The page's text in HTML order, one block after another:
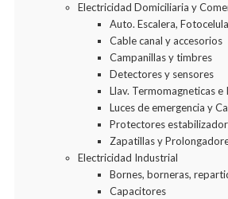
Electricidad Domiciliaria y
Auto. Escalera,
Cable canal y accesorios
Campanillas y timbres
Detectores y sensores
Llav. Termomagneticas e
Luces de emergencia y
Protectores
Zapatillas y
Electricidad Industrial
Bornes, borneras,
Capacitores